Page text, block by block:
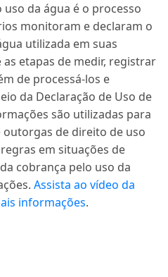
da água é o processo
monitoram e declaram o
utilizada em suas
etapas de medir, registrar
de processá-los e
da Declaração de Uso de
são utilizadas para
outorgas de direito de uso
em situações de
cobrança pelo uso da
Assista ao vídeo da
informações.